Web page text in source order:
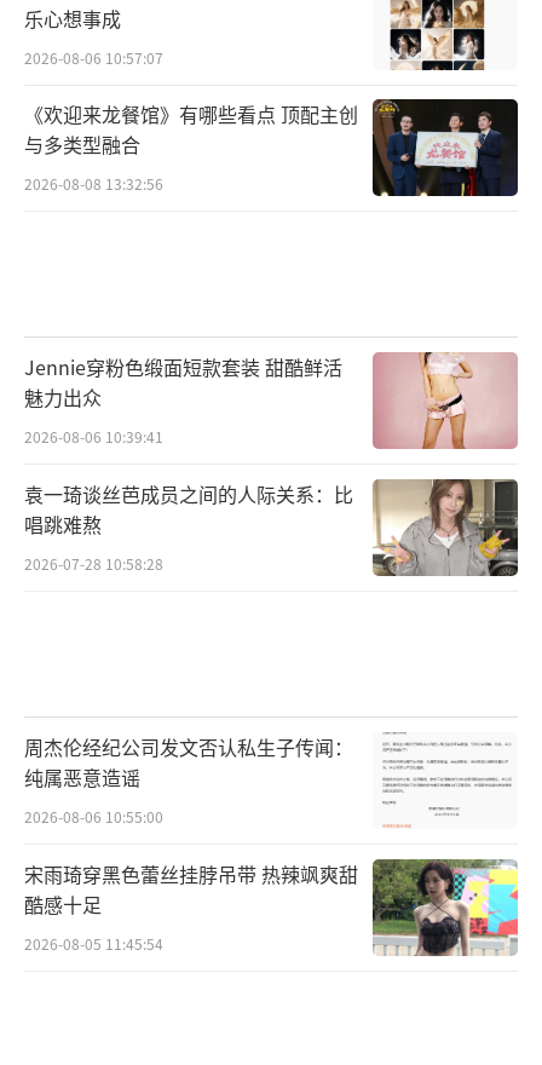
乐心想事成
2026-08-06 10:57:07
《欢迎来龙餐馆》有哪些看点 顶配主创
与多类型融合
2026-08-08 13:32:56
Jennie穿粉色缎面短款套装 甜酷鲜活
魅力出众
2026-08-06 10:39:41
袁一琦谈丝芭成员之间的人际关系：比
唱跳难熬
2026-07-28 10:58:28
周杰伦经纪公司发文否认私生子传闻：
纯属恶意造谣
2026-08-06 10:55:00
宋雨琦穿黑色蕾丝挂脖吊带 热辣飒爽甜
酷感十足
2026-08-05 11:45:54